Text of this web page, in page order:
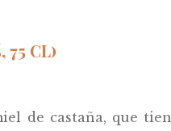
75 CL)
de castaña, que